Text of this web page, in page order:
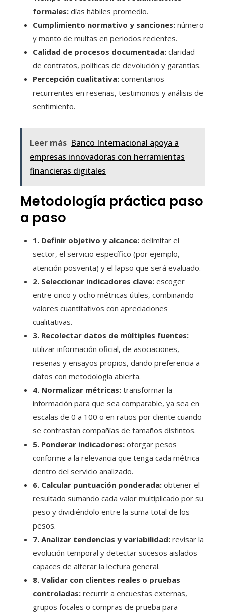
formales: días hábiles promedio.
Cumplimiento normativo y sanciones: número
y monto de multas en periodos recientes.
Calidad de procesos documentada: claridad
de contratos, políticas de devolución y garantías.
Percepción cualitativa: comentarios
recurrentes en reseñas, testimonios y análisis de
sentimiento.
Leer más Banco Internacional apoya a
empresas innovadoras con herramientas
financieras digitales
Metodología práctica paso
a paso
1. Definir objetivo y alcance: delimitar el
sector, el servicio específico (por ejemplo,
atención posventa) y el lapso que será evaluado.
2. Seleccionar indicadores clave: escoger
entre cinco y ocho métricas útiles, combinando
valores cuantitativos con apreciaciones
cualitativas.
3. Recolectar datos de múltiples fuentes:
utilizar información oficial, de asociaciones,
reseñas y ensayos propios, dando preferencia a
datos con metodología abierta.
4. Normalizar métricas: transformar la
información para que sea comparable, ya sea en
escalas de 0 a 100 o en ratios por cliente cuando
se contrastan compañías de tamaños distintos.
5. Ponderar indicadores: otorgar pesos
conforme a la relevancia que tenga cada métrica
dentro del servicio analizado.
6. Calcular puntuación ponderada: obtener el
resultado sumando cada valor multiplicado por su
peso y dividiéndolo entre la suma total de los
pesos.
7. Analizar tendencias y variabilidad: revisar la
evolución temporal y detectar sucesos aislados
capaces de alterar la lectura general.
8. Validar con clientes reales o pruebas
controladas: recurrir a encuestas externas,
grupos focales o compras de prueba para